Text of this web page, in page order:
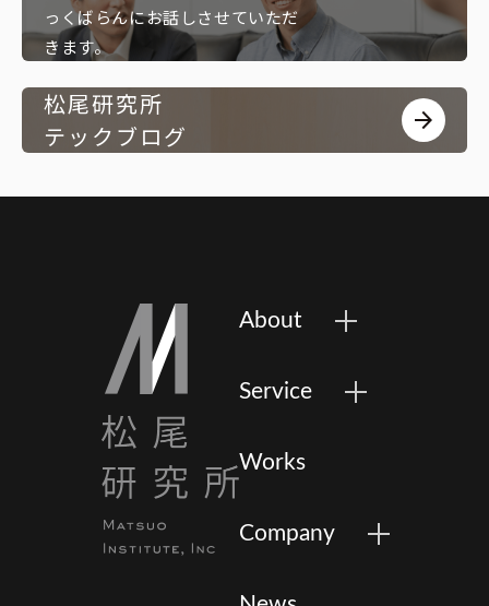
っくばらんにお話しさせていただ
きます。
松尾研究所
テックブログ
arrow_forward
About
Service
Works
Company